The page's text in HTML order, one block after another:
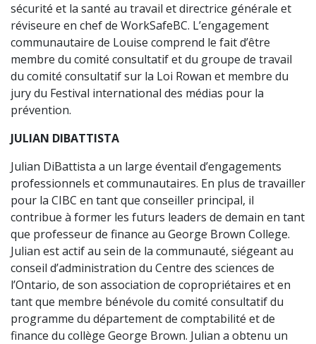
sécurité et la santé au travail et directrice générale et
réviseure en chef de WorkSafeBC. L’engagement
communautaire de Louise comprend le fait d’être
membre du comité consultatif et du groupe de travail
du comité consultatif sur la Loi Rowan et membre du
jury du Festival international des médias pour la
prévention.
JULIAN DIBATTISTA
Julian DiBattista a un large éventail d’engagements
professionnels et communautaires. En plus de travailler
pour la CIBC en tant que conseiller principal, il
contribue à former les futurs leaders de demain en tant
que professeur de finance au George Brown College.
Julian est actif au sein de la communauté, siégeant au
conseil d’administration du Centre des sciences de
l’Ontario, de son association de copropriétaires et en
tant que membre bénévole du comité consultatif du
programme du département de comptabilité et de
finance du collège George Brown. Julian a obtenu un